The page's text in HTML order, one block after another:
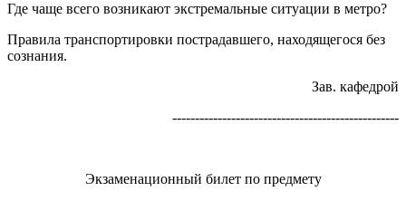
Где чаще всего возникают экстремальные ситуации в метро?
Правила транспортировки пострадавшего, находящегося без
сознания.
Зав. кафедрой
--------------------------------------------------
Экзаменационный билет по предмету